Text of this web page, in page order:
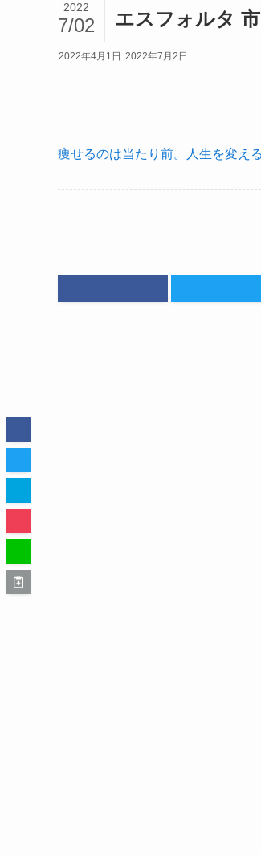
エスフォルタ
2022
7/02
2022年4月1日 2022年7月2日
痩せるのは当たり前。人生を変え